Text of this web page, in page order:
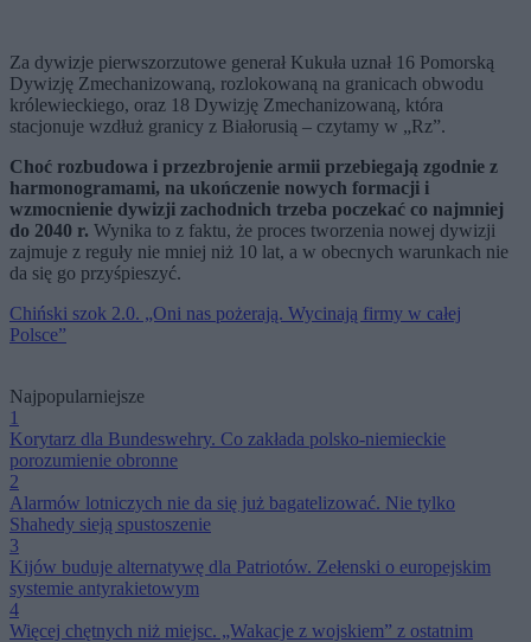
Za dywizje pierwszorzutowe generał Kukuła uznał 16 Pomorską
Dywizję Zmechanizowaną, rozlokowaną na granicach obwodu
królewieckiego, oraz 18 Dywizję Zmechanizowaną, która
stacjonuje wzdłuż granicy z Białorusią – czytamy w „Rz”.
Choć rozbudowa i przezbrojenie armii przebiegają zgodnie z
harmonogramami, na ukończenie nowych formacji i
wzmocnienie dywizji zachodnich trzeba poczekać co najmniej
do 2040 r. Wynika to z faktu, że proces tworzenia nowej dywizji
zajmuje z reguły nie mniej niż 10 lat, a w obecnych warunkach nie
da się go przyśpieszyć.
Chiński szok 2.0. „Oni nas pożerają. Wycinają firmy w całej
Polsce”
Najpopularniejsze
1
Korytarz dla Bundeswehry. Co zakłada polsko-niemieckie
porozumienie obronne
2
Alarmów lotniczych nie da się już bagatelizować. Nie tylko
Shahedy sieją spustoszenie
3
Kijów buduje alternatywę dla Patriotów. Zełenski o europejskim
systemie antyrakietowym
4
Więcej chętnych niż miejsc. „Wakacje z wojskiem” z ostatnim